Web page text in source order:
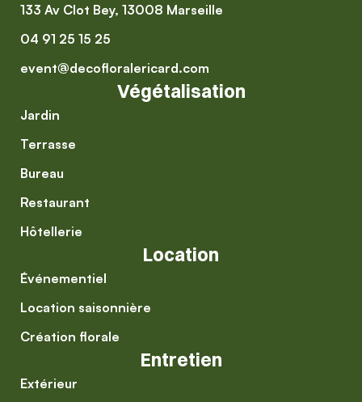
133 Av Clot Bey, 13008 Marseille
04 91 25 15 25
event@decofloralericard.com
Végétalisation
Jardin
Terrasse
Bureau
Restaurant
Hôtellerie
Location
Événementiel
Location saisonnière
Création florale
Entretien
Extérieur